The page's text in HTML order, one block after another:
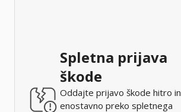
Spletna prijava
škode
Oddajte prijavo škode hitro in
enostavno preko spletnega